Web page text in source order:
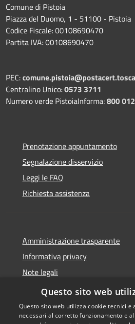
Comune di Pistoia
Piazza del Duomo, 1 - 51100 - Pistoia
Codice Fiscale: 00108690470
Partita IVA: 00108690470
PEC:
Centralino Unico:0573 3711
Numero verde PistoiaInforma:800
Prenotazione appuntamento
Segnalazione disservizio
Leggi le FAQ
Richiesta assistenza
Amministrazione trasparente
Informativa privacy
Note legali
Dichiarazione di accessibilità
Questo sito web
Questo sito web utilizza cookie tecnici
necessari al corretto funzionamento e